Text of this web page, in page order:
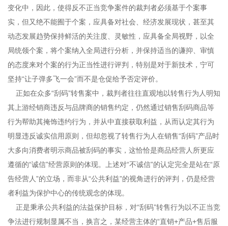
变化中，因此，使得反不正当竞争案件的裁判者必须基于个案事
实，但又绝不能囿于个案，应具备对社会、经济发展现状，甚至其
动态发展趋势保持鲜活的关注度、灵敏性，应具备全局视野，以全
局统领个案，将个案纳入全局进行分析，并保持适当的谦抑、审慎
的态度来对个案的行为正当性进行评判，特别是对于新技术，宁可
坚持“让子弹多飞一会”而不是仓促给予否定评价。
正如在众多“刮码”转售案中，裁判者往往直观地以转售行为人明知
其上游经销商违反与品牌商的销售约定，仍然通过销售刮码商品等
行为帮助其掩饰违约行为，并从中直接获取利益，从而认定其行为
明显违反诚实信用原则，但却忽视了转售行为人在销售“刮码”产品时
大多向消费者明示商品被刮码的事实，这恰恰是商品经营人所更应
遵循的“诚信”经营原则的体现。上述对“不诚信”的认定完全是站在“原
告经营人”的立场，而非从“公共利益”的视角进行的评判，仍是经营
者利益为保护中心的传统观念的体现。
正是秉承公共利益的法益保护目标，对“刮码”转售行为以不正当竞
争法进行规制显属不当，换言之，某经营主体的“直销+产品+售后服